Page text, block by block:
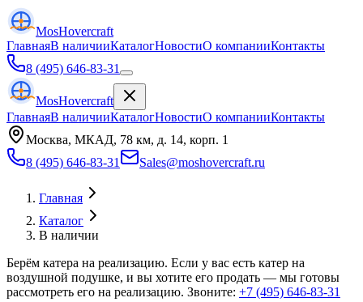
MosHovercraft
ГлавнаяВ наличииКаталогНовостиО компанииКонтакты
8 (495) 646-83-31
MosHovercraft
ГлавнаяВ наличииКаталогНовостиО компанииКонтакты
Москва, МКАД, 78 км, д. 14, корп. 1
8 (495) 646-83-31
Sales@moshovercraft.ru
Главная
Каталог
В наличии
Берём катера на реализацию. Если у вас есть катер на
воздушной подушке, и вы хотите его продать — мы готовы
рассмотреть его на реализацию. Звоните: +7 (495) 646-83-31